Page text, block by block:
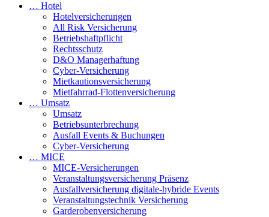
… Hotel
Hotelversicherungen
All Risk Versicherung
Betriebshaftpflicht
Rechtsschutz
D&O Managerhaftung
Cyber-Versicherung
Mietkautionsversicherung
Mietfahrrad-Flottenversicherung
… Umsatz
Umsatz
Betriebsunterbrechung
Ausfall Events & Buchungen
Cyber-Versicherung
… MICE
MICE-Versicherungen
Veranstaltungsversicherung Präsenz
Ausfallversicherung digitale-hybride Events
Veranstaltungstechnik Versicherung
Garderobenversicherung